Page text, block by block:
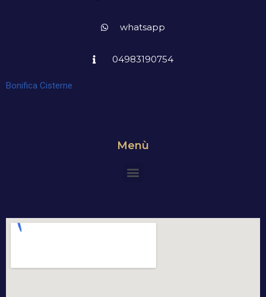
whatsapp
04983190754
Bonifica Cisterne
Menù